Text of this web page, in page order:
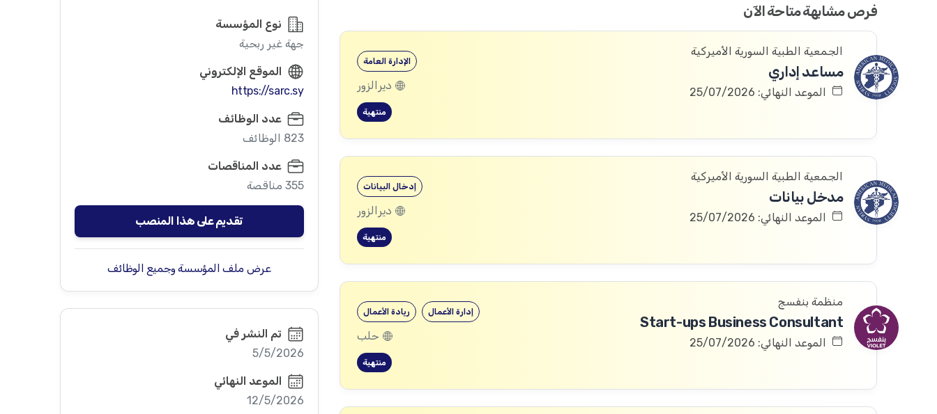
فرص مشابهة متاحة الآن
الجمعية الطبية السورية الأميركية
مساعد إداري
الموعد النهائي: 25/07/2026
الإدارة العامة
ديرالزور
منتهية
الجمعية الطبية السورية الأميركية
مدخل بيانات
الموعد النهائي: 25/07/2026
إدخال البيانات
ديرالزور
منتهية
منظمة بنفسج
Start-ups Business Consultant
الموعد النهائي: 25/07/2026
ريادة الأعمال إدارة الأعمال
حلب
منتهية
نوع المؤسسة
جهة غير ربحية
الموقع الإلكتروني
https://sarc.sy
عدد الوظائف
823 الوظائف
عدد المناقصات
355 مناقصة
تقديم على هذا المنصب
عرض ملف المؤسسة وجميع الوظائف
تم النشر في
5/5/2026
الموعد النهائي
12/5/2026